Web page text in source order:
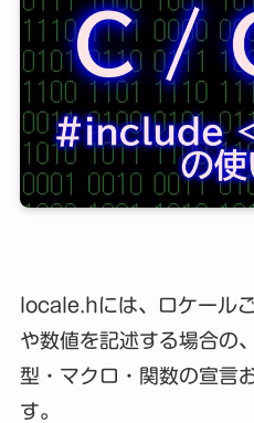
locale.hには、ロケール
や数値を記述する場合の
型・マクロ・関数の宣言
す。